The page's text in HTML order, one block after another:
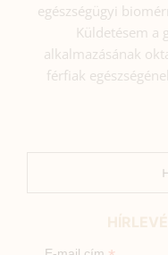
egészségügyi
Küldetésem a
alkalmazásának
férfiak